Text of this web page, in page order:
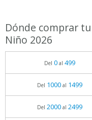
Dónde comprar
Niño 2026
Del 0al 499
Del 1000al 1499
Del 2000al 2499